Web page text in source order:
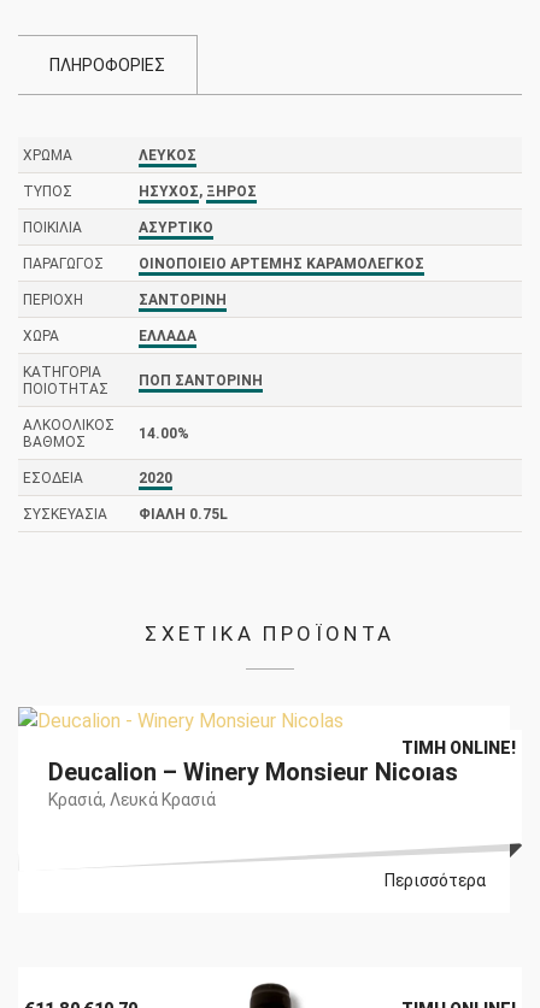
ΠΛΗΡΟΦΟΡΙΕΣ
ΧΡΏΜΑ ΛΕΥΚΌΣ
ΤΎΠΟΣ ΉΣΥΧΟΣ, ΞΗΡΌΣ
ΠΟΙΚΙΛΊΑ ΑΣΎΡΤΙΚΟ
ΠΑΡΑΓΩΓΌΣ ΟΙΝΟΠΟΙΕΊΟ ΑΡΤΈΜΗΣ ΚΑΡΑΜΟΛΈΓΚΟΣ
ΠΕΡΙΟΧΉ ΣΑΝΤΟΡΊΝΗ
ΧΏΡΑ ΕΛΛΆΔΑ
ΚΑΤΗΓΟΡΊΑ
ΠΟΙΌΤΗΤΑΣ
ΠΟΠ ΣΑΝΤΟΡΊΝΗ
ΑΛΚΟΟΛΙΚΌΣ
ΒΑΘΜΌΣ
14.00%
ΕΣΟΔΕΊΑ 2020
ΣΥΣΚΕΥΑΣΊΑ ΦΙΆΛΗ 0.75L
ΣΧΕΤΙΚΑ ΠΡΟΪΟΝΤΑ
price
was:
τρέχουσα
τιμή
ΤΙΜΉ ONLINE!
Deucalion – Winery Monsieur Nicolas
Κρασιά, Λευκά Κρασιά
Περισσότερα